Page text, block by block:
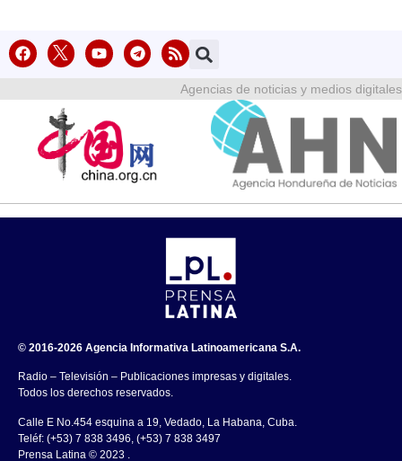
Agencias de noticias y medios digitales
© 2016-2026 Agencia Informativa Latinoamericana S.A.
Radio – Televisión – Publicaciones impresas y digitales.
Todos los derechos reservados.
Calle E No.454 esquina a 19, Vedado, La Habana, Cuba.
Teléf: (+53) 7 838 3496, (+53) 7 838 3497
Prensa Latina © 2023 .